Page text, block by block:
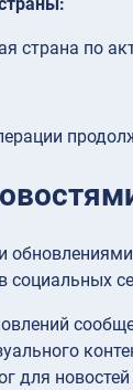
страна по
для